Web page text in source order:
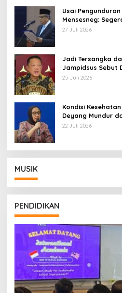
Usai
Mensesneg:
Pemberhentian
27 Juli 2026
Jadi Tersangka
Jampidsus Sebut
Kriminalisasi
25 Juli 2026
Kondisi
Deyang Mundur
Wamentan
22 Juli 2026
MUSIK
PENDIDIKAN